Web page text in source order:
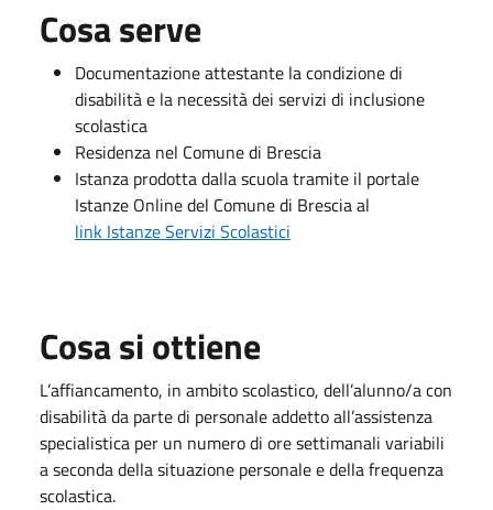
Cosa serve
Documentazione attestante la condizione di
disabilità e la necessità dei servizi di inclusione
scolastica
Residenza nel Comune di Brescia
Istanza prodotta dalla scuola tramite il portale
Istanze Online del Comune di Brescia al
link Istanze Servizi Scolastici
Cosa si ottiene
L’affiancamento, in ambito scolastico, dell’alunno/a con
disabilità da parte di personale addetto all’assistenza
specialistica per un numero di ore settimanali variabili
a seconda della situazione personale e della frequenza
scolastica.